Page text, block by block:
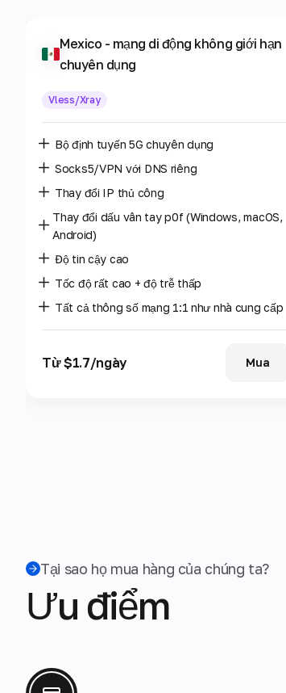
Mexico - mạng di động không giới hạn
chuyên dụng
Vless/Xray
Bộ định tuyến 5G chuyên dụng
Socks5/VPN với DNS riêng
Thay đổi IP thủ công
Thay đổi dấu vân tay p0f (Windows, macOS,
Android)
Độ tin cậy cao
Tốc độ rất cao + độ trễ thấp
Tất cả thông số mạng 1:1 như nhà cung cấp
Từ $1.7/ngày Mua
Tại sao họ mua hàng của chúng ta?
Ưu điểm